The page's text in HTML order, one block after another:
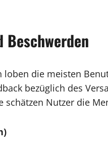
die meisten
bezüglich des
Nutzer die